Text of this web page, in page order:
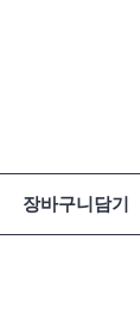
장바구니담기